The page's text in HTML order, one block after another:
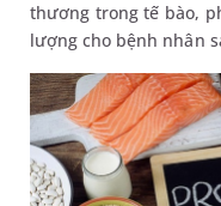
thương trong tế bào,
lượng cho bệnh nhân